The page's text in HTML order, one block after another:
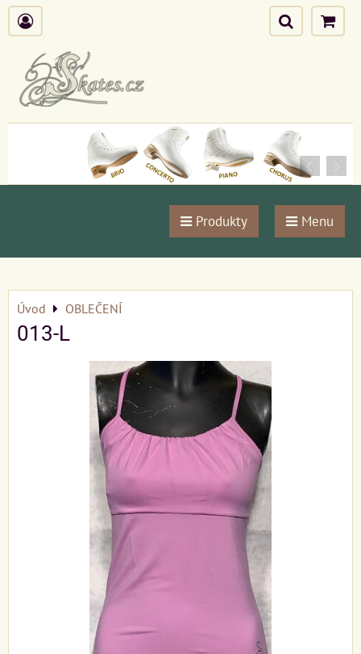
Produkty Menu
Úvod OBLEČENÍ
013-L